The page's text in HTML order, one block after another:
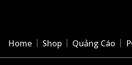
Home Shop Quảng Cáo